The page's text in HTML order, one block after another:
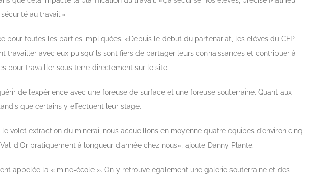
au travail.»
pour toutes les parties impliquées. «Depuis le début du partenariat, les élèves du CFP
avec eux puisqu’ils sont fiers de partager leurs connaissances et contribuer à
pour travailler sous terre directement sur le site.
de l’expérience avec une foreuse de surface et une foreuse souterraine. Quant aux
que certains y effectuent leur stage.
volet extraction du minerai, nous accueillons en moyenne quatre équipes d’environ cinq
d’Or pratiquement à longueur d’année chez nous», ajoute Danny Plante.
appelée la « mine-école ». On y retrouve également une galerie souterraine et des